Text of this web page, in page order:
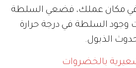
في مكان عملك، فضعي السلطة
وجود السلطة في درجة حرارة
الذبول.
بالخضروات